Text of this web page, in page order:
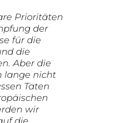
Prioritäten
der
für die
die
Aber die
lange nicht
Taten
wir